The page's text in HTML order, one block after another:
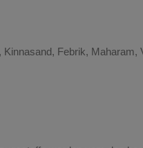
Febrik, Maharam,